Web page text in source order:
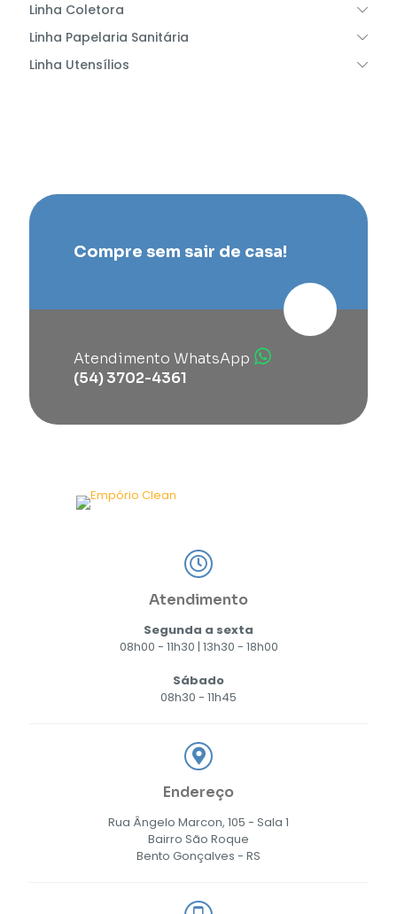
Linha Coletora
Linha Papelaria Sanitária
Linha Utensílios
Compre sem sair de casa!
Atendimento WhatsApp
(54) 3702-4361
Atendimento
Segunda a sexta
08h00 - 11h30 | 13h30 - 18h00
Sábado
08h30 - 11h45
Endereço
Rua Ângelo Marcon, 105 - Sala 1
Bairro São Roque
Bento Gonçalves - RS